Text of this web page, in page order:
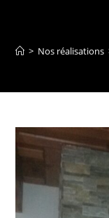
> Nos réalisations